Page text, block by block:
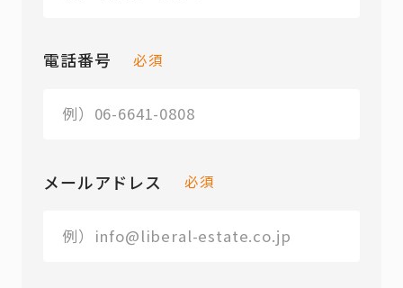
電話番号 必須
メールアドレス 必須